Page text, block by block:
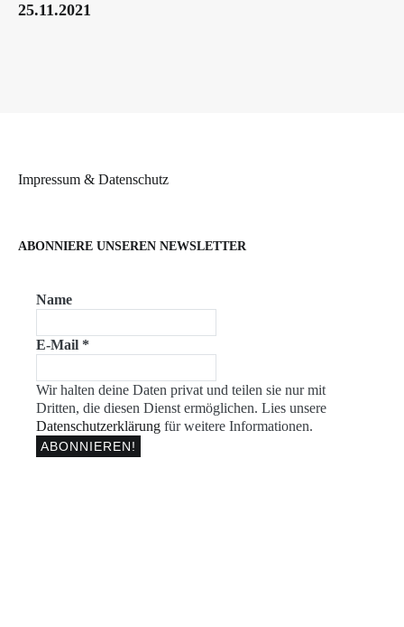
25.11.2021
Impressum & Datenschutz
ABONNIERE UNSEREN NEWSLETTER
Name
E-Mail *
Wir halten deine Daten privat und teilen sie nur mit
Dritten, die diesen Dienst ermöglichen. Lies unsere
Datenschutzerklärung für weitere Informationen.